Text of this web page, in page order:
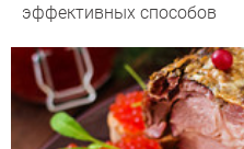
эффективных способов